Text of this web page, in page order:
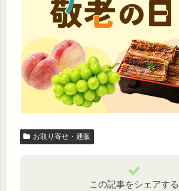
お取り寄せ・通販
この記事をシェアする